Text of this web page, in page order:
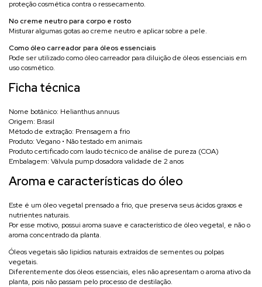
proteção cosmética contra o ressecamento.
No creme neutro para corpo e rosto
Misturar algumas gotas ao creme neutro e aplicar sobre a pele.
Como óleo carreador para óleos essenciais
Pode ser utilizado como óleo carreador para diluição de óleos essenciais em
uso cosmético.
Ficha técnica
Nome botânico: Helianthus annuus
Origem: Brasil
Método de extração: Prensagem a frio
Produto: Vegano • Não testado em animais
Produto certificado com laudo técnico de análise de pureza (COA)
Embalagem: Válvula pump dosadora validade de 2 anos
Aroma e características do óleo
Este é um óleo vegetal prensado a frio, que preserva seus ácidos graxos e
nutrientes naturais.
Por esse motivo, possui aroma suave e característico de óleo vegetal, e não o
aroma concentrado da planta.
Óleos vegetais são lipídios naturais extraídos de sementes ou polpas
vegetais.
Diferentemente dos óleos essenciais, eles não apresentam o aroma ativo da
planta, pois não passam pelo processo de destilação.